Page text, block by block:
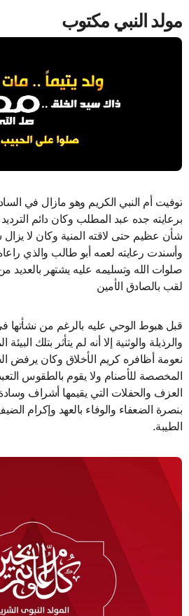
مولد النبي مكتوب
توفيت أم النبي الكريم وهو مازال في
برعايته جده عبد المطلب وكان دائم
شأن عظيم حتى لاقته المنية وكان لا
وأسندت رعايته لعمه أبو طالب والذي
صلوات الله وتسليمه عليه يشتهر بالعديد
لقب بالصادق الأمين
قبل هبوط الوحي عليه بالرغم من نشأتها
والرذيلة والوثنية إلا أنه لم يتأثر بتلك
نعومة أظافره كريم الأخلاق وكان يرفض
المخصصة للأصنام ولا يقوم بالطقوس
العزف والحفلات التي يقيمها أشراف
بنصرة الضعفاء والوفاء بالعهد وإكرام
الطيبة.